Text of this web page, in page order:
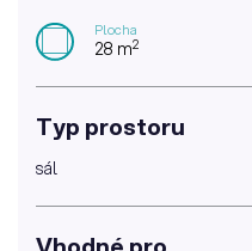
Plocha
28 m2
Typ prostoru
sál